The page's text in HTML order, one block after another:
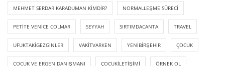
MEHMET SERDAR KARADUMAN KIMDIR? NORMALLEŞME SÜRECI
PETITE VENICE COLMAR SEYYAH SIRTIMDACANTA TRAVEL
UFUKTAKIGEZGINLER VAKITVARKEN YENIBIRŞEHIR ÇOCUK
ÇOCUK VE ERGEN DANIŞMANI ÇOCUKILETIŞIMI ÖRNEK OL